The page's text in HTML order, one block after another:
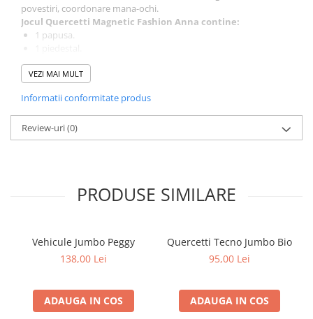
povestiri, coordonare mana-ochi.
Jocul Quercetti Magnetic Fashion Anna contine:
1 papusa.
29 piese magnetice.
Varsta recomandata:
contine piese mici ce pot fi inghitite.
60 de ani de experienta Quercetti. Toate jucariile Quercetti sunt
facute pentru a stimula creativitatea si intuitia copiilor prin joaca.
Creativitatea este un element esential pentru a spori dezvoltarea
VEZI MAI MULT
Informatii conformitate produs
Review-uri(0)
PRODUSE SIMILARE
Vehicule Jumbo Peggy
138,00 Lei
ADAUGA IN COS
Quercetti Tecno Jumbo Bio
95,00 Lei
ADAUGA IN COS